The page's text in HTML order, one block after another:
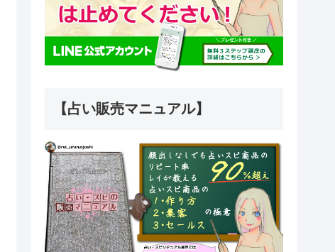
【占い販売マニュアル】